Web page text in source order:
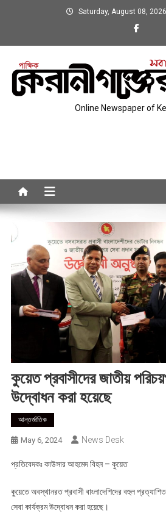
Saturday, August 08, 2026
Online Newspaper of
কুয়েত প্রবাসীদের জাতীয়
উদ্বোধন করা হয়েছে
আন্তর্জাতিক
May 6, 2024 News Desk
প্রতিবেদকঃ কাউসার আহমেদ বিহন – কুয়েত
কুয়েতে অবস্থানরত প্রবাসী বাংলাদেশিদের বহুল
সেবা কার্যক্রম উদ্বোধন করা হয়েছে।